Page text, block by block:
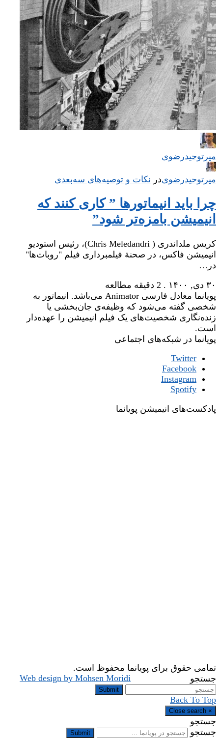
میر‌توحیدرضوی
میر‌توحیدرضویدر نکات و توصیه‌های‌ سه‌بعدی
چرا باید انیماتورها ” کاری کنند که
انیمیشن بامزه‌تر شود”
کریس ملداندری ( Chris Meledandri)، رئیس استودیو
انیمیشن فاکس، در صحنة فیلمبرداری فیلم "روبات‌ها"
در…
۳۰ دی, ۱۴۰۰
. 2 دقیقه مطالعه
پویانما معادل فارسی Animator می‌باشد. انیماتور به
شخصی گفته می‌شود که وظیفه‌ی جان‌بخشی یا
زنده‌نگاری شخصیت‌های یک فیلم انیمیشن را عهده‌دار
است.
پویانما در شبکه‌های اجتماعی
Twitter
Facebook
Instagram
Spotify
پادکست‌های انیمیشن پویانما
تمامی حقوق برای پویانما محفوظ است.
Web design by Mohsen Moridi
جستجو
Submit
Back To Top
×
Close search
جستجو
جستجو
Submit